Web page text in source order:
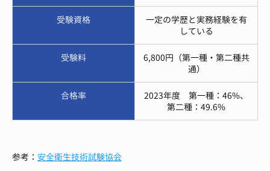
受験資格
一定の学歴と実務経験を有
している
受験料
6,800円（第一種・第二種共
通）
合格率
2023年度 第一種：46%、
第二種：49.6%
参考： 安全衛生技術試験協会